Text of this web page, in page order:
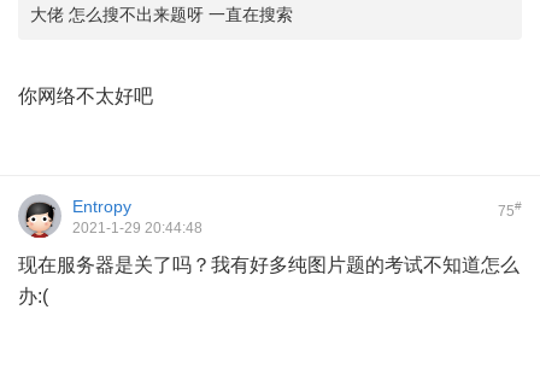
大佬 怎么搜不出来题呀 一直在搜索
你网络不太好吧
75#
Entropy
2021-1-29 20:44:48
现在服务器是关了吗？我有好多纯图片题的考试不知道怎么
办:(